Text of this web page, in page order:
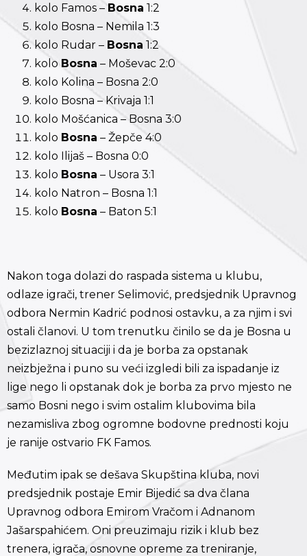
kolo Famos – Bosna 1:2
kolo Bosna – Nemila 1:3
kolo Rudar – Bosna 1:2
kolo Bosna – Moševac 2:0
kolo Kolina – Bosna 2:0
kolo Bosna – Krivaja 1:1
kolo Mošćanica – Bosna 3:0
kolo Bosna – Žepče 4:0
kolo Ilijaš – Bosna 0:0
kolo Bosna – Usora 3:1
kolo Natron – Bosna 1:1
kolo Bosna – Baton 5:1
Nakon toga dolazi do raspada sistema u klubu,
odlaze igrači, trener Selimović, predsjednik Upravnog
odbora Nermin Kadrić podnosi ostavku, a za njim i svi
ostali članovi. U tom trenutku činilo se da je Bosna u
bezizlaznoj situaciji i da je borba za opstanak
neizbježna i puno su veći izgledi bili za ispadanje iz
lige nego li opstanak dok je borba za prvo mjesto ne
samo Bosni nego i svim ostalim klubovima bila
nezamisliva zbog ogromne bodovne prednosti koju
je ranije ostvario FK Famos.
Međutim ipak se dešava Skupština kluba, novi
predsjednik postaje Emir Bijedić sa dva člana
Upravnog odbora Emirom Vračom i Adnanom
Jašarspahićem. Oni preuzimaju rizik i klub bez
trenera, igrača, osnovne opreme za treniranje,